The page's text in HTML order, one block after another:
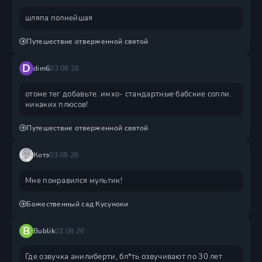
шляпа полнейшая
Путешествие отверженной святой
D dim603.08.26
отоме тег добавьте. имхо- стандартные бабские сопли.
никаких плюсов!
Путешествие отверженной святой
Котэ03.08.26
Мне понравился мультик!
Божественный сад Кусуноки
B Bublik02.08.26
Где озвучка анилиберти, бл*ть озвучивают по 30 лет